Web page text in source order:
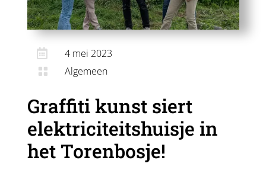
 4 mei 2023
 Algemeen
Graffiti kunst siert
elektriciteitshuisje in
het Torenbosje!